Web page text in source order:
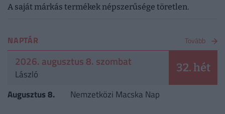
A saját márkás termékek népszerűsége töretlen.
NAPTÁR Tovább
2026. augusztus 8. szombat
László 32. hét
Augusztus 8. Nemzetközi Macska Nap